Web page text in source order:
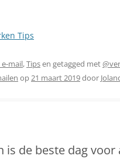
Tips
mail,Tipsen getagged met
op21 maart 2019door
is de beste dag voor